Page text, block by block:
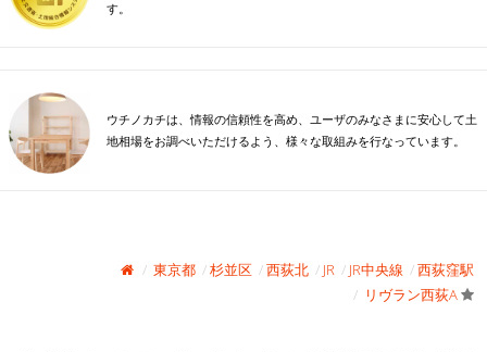
す。
ウチノカチは、情報の信頼性を高め、ユーザのみなさまに安心して土
地相場をお調べいただけるよう、様々な取組みを行なっています。
東京都 杉並区 西荻北 JR JR中央線
西荻窪駅
リヴラン西荻A